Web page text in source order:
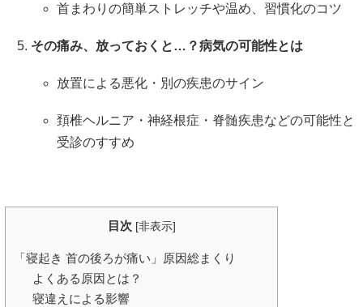
首まわりの簡単ストレッチや温め、習慣化のコツ
その痛み、放っておくと…？病気の可能性とは
放置による悪化・別の疾患のサイン
頚椎ヘルニア・神経根症・脊髄疾患などの可能性と
受診のすすめ
目次 [非表示]
「寝起き 首の後ろが痛い」原因総まくり
よくある原因とは？
寝違えによる影響